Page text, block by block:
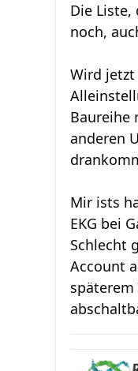
Die
noch,
Wird jetzt
Baureihe
anderen
Mir ists
EKG bei
Schlecht
Account
späterem